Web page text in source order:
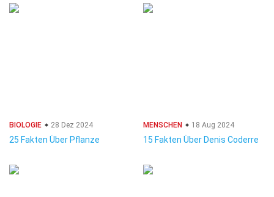
BIOLOGIE 28 Dez 2024
25 Fakten Über Pflanze
MENSCHEN 18 Aug 2024
15 Fakten Über Denis Coderre